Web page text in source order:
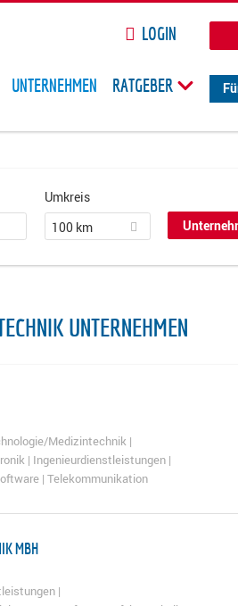
LOGIN
UNTERNEHMEN RATGEBER
Umkreis
100 km
UNTERNEHMEN
Medizintechnik |
| Ingenieurdienstleistungen |
| Telekommunikation
MBH
|